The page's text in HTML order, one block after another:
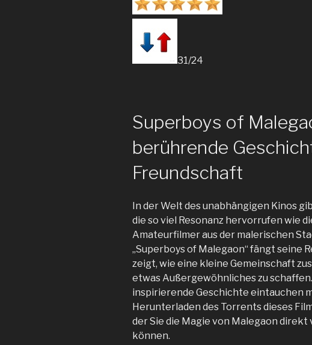
31/24
Superboys of
berührende
Freundschaft
In der Welt des unabhängigen Kinos
die so viel Resonanz hervorrufen wie
Amateurfilmer aus der malerischen
„Superboys of Malegaon“ fängt seine
zeigt, wie eine kleine Gemeinschaft
etwas Außergewöhnliches zu
inspirierende Geschichte eintauchen
Herunterladen des Torrents dieses
der Sie die Magie von Malegaon direkt
können.